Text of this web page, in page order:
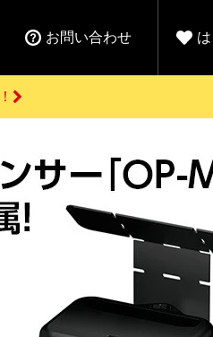
お問い合わせ
ゴルフ
人気
駐車監視機能
ユピテル
キャンペーン
人気モデル対象
りかえ応援サー
詳しくはこ
各種お
純正スペアパーツを探す
新規会員登録
Yupiteruダイレクトに新規会員
登録後すぐに使える1000ポイ